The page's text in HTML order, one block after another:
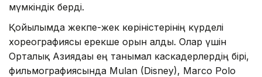
мүмкіндік берді.
Қойылымда жекпе-жек көріністерінің күрделі
хореографиясы ерекше орын алды. Олар үшін
Орталық Азиядағы ең танымал каскадерлердің бірі,
фильмографиясында Mulan (Disney), Marco Polo